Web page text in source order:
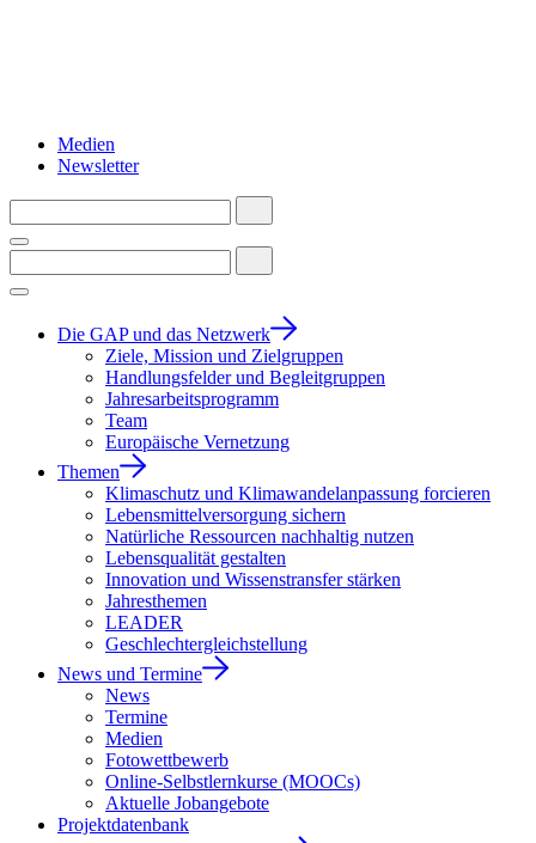
Medien
Newsletter
Die GAP und das Netzwerk
Ziele, Mission und Zielgruppen
Handlungsfelder und Begleitgruppen
Jahresarbeitsprogramm
Team
Europäische Vernetzung
Themen
Klimaschutz und Klimawandelanpassung forcieren
Lebensmittelversorgung sichern
Natürliche Ressourcen nachhaltig nutzen
Lebensqualität gestalten
Innovation und Wissenstransfer stärken
Jahresthemen
LEADER
Geschlechtergleichstellung
News und Termine
News
Termine
Medien
Fotowettbewerb
Online-Selbstlernkurse (MOOCs)
Aktuelle Jobangebote
Projektdatenbank